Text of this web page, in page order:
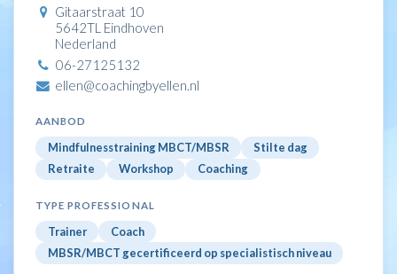
Gitaarstraat 10
5642TL Eindhoven
Nederland
06-27125132
ellen@coachingbyellen.nl
AANBOD
Mindfulnesstraining MBCT/MBSR
Stilte dag
Retraite
Workshop Coaching
TYPE PROFESSIONAL
Trainer
Coach
MBSR/MBCT gecertificeerd op specialistisch niveau